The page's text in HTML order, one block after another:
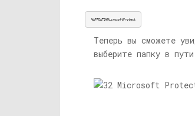
%APPDATA%MicrosoftProtect
Теперь вы сможете
выберите папку в